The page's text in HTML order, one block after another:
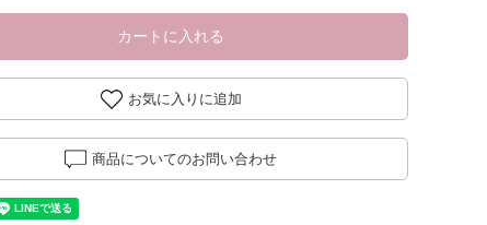
カートに入れる
お気に入りに追加
商品についてのお問い合わせ